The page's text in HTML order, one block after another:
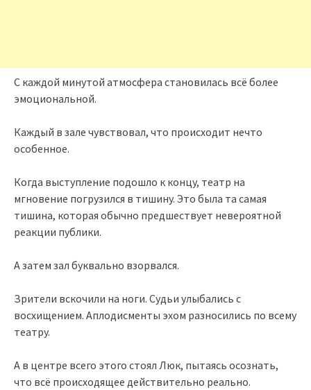
С каждой минутой атмосфера становилась всё более
эмоциональной.
Каждый в зале чувствовал, что происходит нечто
особенное.
Когда выступление подошло к концу, театр на
мгновение погрузился в тишину. Это была та самая
тишина, которая обычно предшествует невероятной
реакции публики.
А затем зал буквально взорвался.
Зрители вскочили на ноги. Судьи улыбались с
восхищением. Аплодисменты эхом разносились по всему
театру.
А в центре всего этого стоял Люк, пытаясь осознать,
что всё происходящее действительно реально.